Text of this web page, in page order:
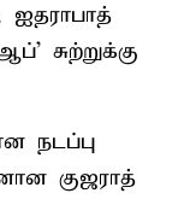
சுற்றுக்கு
நடப்பு
குஜராத்